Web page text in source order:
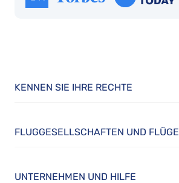
KENNEN SIE IHRE RECHTE
FLUGGESELLSCHAFTEN UND FLÜGE
UNTERNEHMEN UND HILFE